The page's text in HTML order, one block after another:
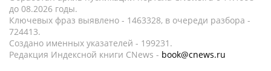
до 08.2026 годы.
Ключевых фраз выявлено - 1463328, в очереди разбора -
724413.
Создано именных указателей - 199231.
Редакция Индексной книги CNews - book@cnews.ru